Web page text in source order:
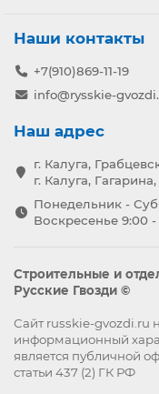
Наши контакты
+7(910)869-11-19
info@rysskie-
Наш адрес
г. Калуга,
г. Калуга, Гагарина,
Понедельник -
Воскресенье 9:00 -
Строительные и
Русские Гвозди ©
Сайт russkie-gvozdi.ru
информационный
является публичной
статьи 437 (2) ГК РФ